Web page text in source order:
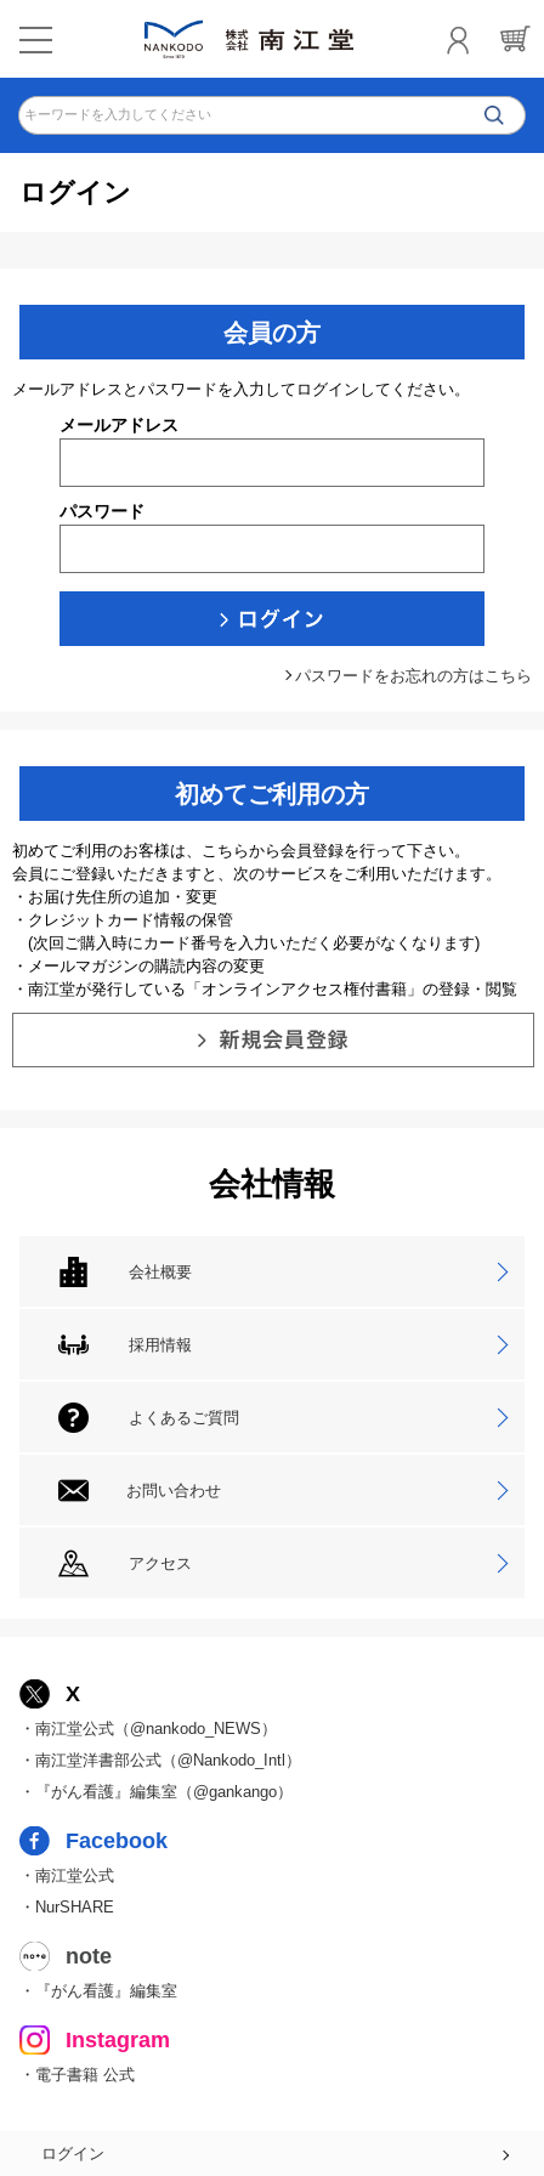
キーワードを入力してください
ログイン
会員の方
メールアドレスとパスワードを入力してログインしてください。
メールアドレス
パスワード
パスワードをお忘れの方はこちら
初めてご利用の方
初めてご利用のお客様は、こちらから会員登録を行って下さい。
会員にご登録いただきますと、次のサービスをご利用いただけます。
・お届け先住所の追加・変更
・クレジットカード情報の保管
(次回ご購入時にカード番号を入力いただく必要がなくなります)
・メールマガジンの購読内容の変更
・南江堂が発行している「オンラインアクセス権付書籍」の登録・閲覧
会社情報
会社概要
採用情報
よくあるご質問
お問い合わせ
アクセス
X
・南江堂公式（@nankodo_NEWS）
・南江堂洋書部公式（@Nankodo_Intl）
・『がん看護』編集室（@gankango）
Facebook
・南江堂公式
・NurSHARE
note
・『がん看護』編集室
Instagram
・電子書籍 公式
ログイン